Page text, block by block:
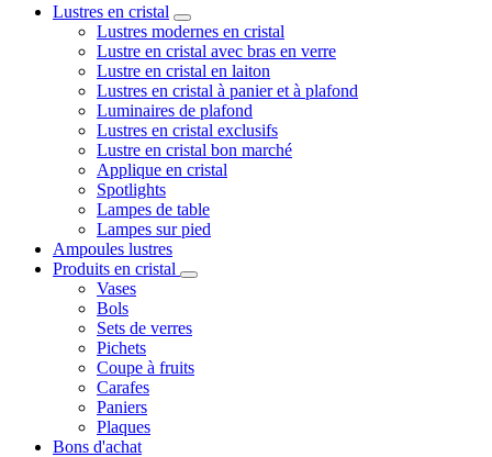
Lustres en cristal
Lustres modernes en cristal
Lustre en cristal avec bras en verre
Lustre en cristal en laiton
Lustres en cristal à panier et à plafond
Luminaires de plafond
Lustres en cristal exclusifs
Lustre en cristal bon marché
Applique en cristal
Spotlights
Lampes de table
Lampes sur pied
Ampoules lustres
Produits en cristal
Vases
Bols
Sets de verres
Pichets
Coupe à fruits
Carafes
Paniers
Plaques
Bons d'achat